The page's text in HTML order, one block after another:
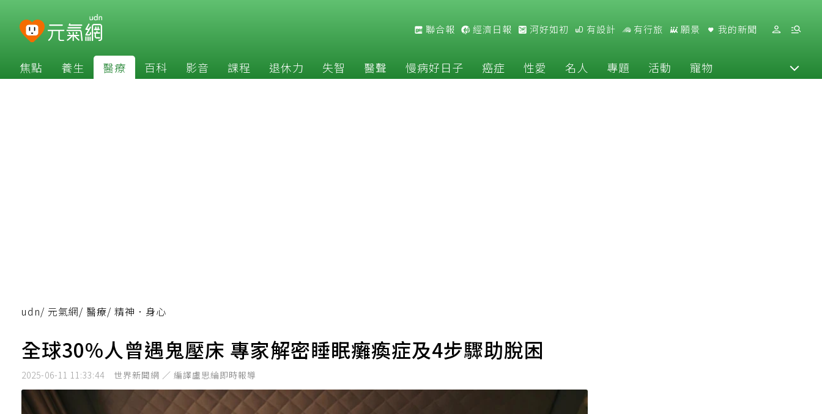
聯合報 經濟日報 河好如初 有設計 有行旅 願景 我的新聞
焦點 養生 醫療 百科 影音 課程 退休力 失智 醫聲 慢病好日子 癌症 性愛 名人 專題 活動 寵物
udn/ 元氣網/ 醫療/ 精神．身心
全球30%人曾遇鬼壓床 專家解密睡眠癱瘓症及4步驟助脫困
2025-06-11 11:33:44 世界新聞網 ／ 編譯盧思綸即時報導